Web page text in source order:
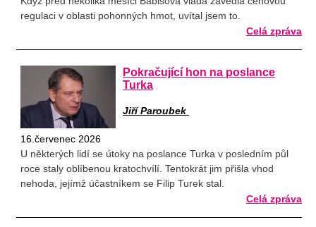
regulaci v oblasti pohonných hmot, uvítal jsem to.
Celá zpráva
Pokračující hon na poslance
Turka
Jiří Paroubek
16.červenec 2026
U některých lidí se útoky na poslance Turka v posledním půl
roce staly oblíbenou kratochvílí. Tentokrát jim přišla vhod
nehoda, jejímž účastníkem se Filip Turek stal.
Celá zpráva